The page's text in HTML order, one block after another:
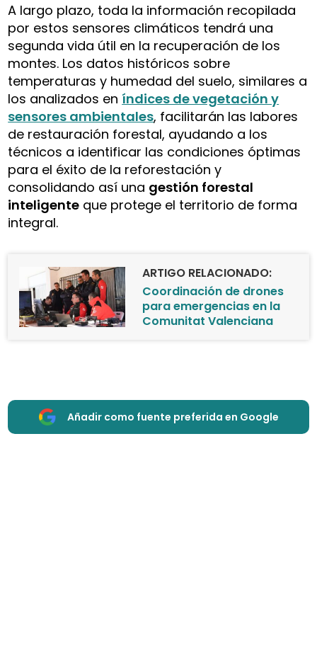
A largo plazo, toda la información recopilada
por estos sensores climáticos tendrá una
segunda vida útil en la recuperación de los
montes. Los datos históricos sobre
temperaturas y humedad del suelo, similares a
los analizados en índices de vegetación y
sensores ambientales, facilitarán las labores
de restauración forestal, ayudando a los
técnicos a identificar las condiciones óptimas
para el éxito de la reforestación y
consolidando así una gestión forestal
inteligente que protege el territorio de forma
integral.
ARTIGO RELACIONADO:
Coordinación de drones
para emergencias en la
Comunitat Valenciana
Añadir como fuente preferida en Google